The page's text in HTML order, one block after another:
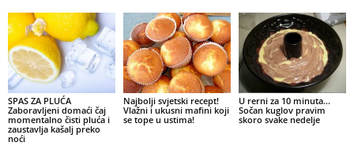
SPAS ZA PLUĆA
Zaboravljeni domaći čaj
momentalno čisti pluća i
zaustavlja kašalj preko
noći
Najbolji svjetski recept!
Vlažni i ukusni mafini koji
se tope u ustima!
U rerni za 10 minuta…
Sočan kuglov pravim
skoro svake nedelje